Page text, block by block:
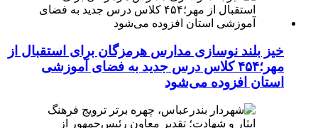
خیز بلند نوسازی مدارس هرمزگان برای استقبال از
مهر؛۴۵۴ کلاس درس جدید به فضای آموزشی
استان افزوده می‌شود